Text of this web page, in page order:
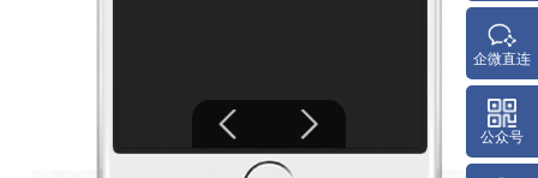
企微直连
公众号